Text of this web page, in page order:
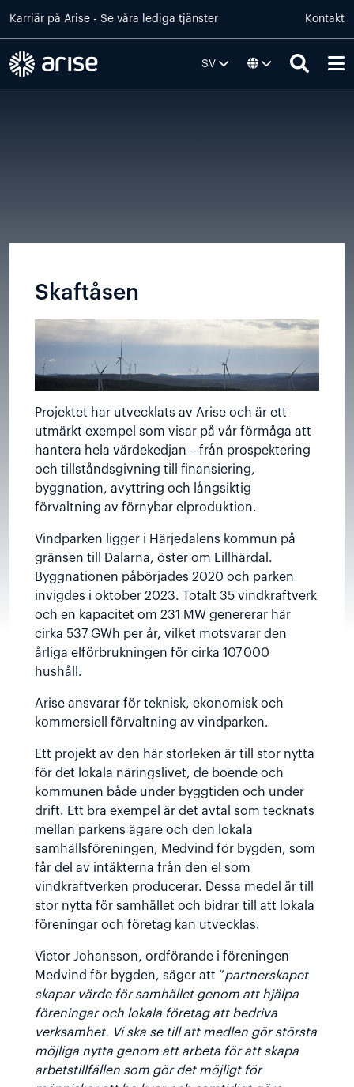
Karriär på Arise - Se våra lediga tjänster Kontakt
SV
Skaftåsen
Projektet har utvecklats av Arise och är ett
utmärkt exempel som visar på vår förmåga att
hantera hela värdekedjan – från prospektering
och tillståndsgivning till finansiering,
byggnation, avyttring och långsiktig
förvaltning av förnybar elproduktion.
Vindparken ligger i Härjedalens kommun på
gränsen till Dalarna, öster om Lillhärdal.
Byggnationen påbörjades 2020 och parken
invigdes i oktober 2023. Totalt 35 vindkraftverk
och en kapacitet om 231 MW genererar här
cirka 537 GWh per år, vilket motsvarar den
årliga elförbrukningen för cirka 107 000
hushåll.
Arise ansvarar för teknisk, ekonomisk och
kommersiell förvaltning av vindparken.
Ett projekt av den här storleken är till stor nytta
för det lokala näringslivet, de boende och
kommunen både under byggtiden och under
drift. Ett bra exempel är det avtal som tecknats
mellan parkens ägare och den lokala
samhällsföreningen, Medvind för bygden, som
får del av intäkterna från den el som
vindkraftverken producerar. Dessa medel är till
stor nytta för samhället och bidrar till att lokala
föreningar och företag kan utvecklas.
Victor Johansson, ordförande i föreningen
Medvind för bygden, säger att ”partnerskapet
skapar värde för samhället genom att hjälpa
föreningar och lokala företag att bedriva
verksamhet. Vi ska se till att medlen gör största
möjliga nytta genom att arbeta för att skapa
arbetstillfällen som gör det möjligt för